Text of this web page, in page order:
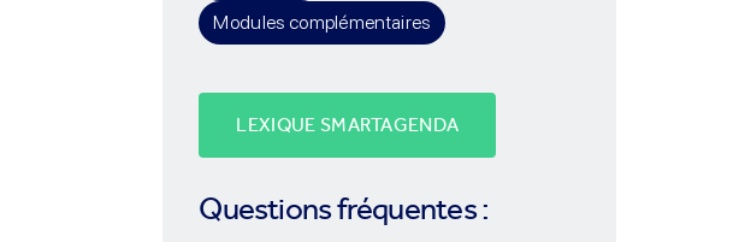
Modules complémentaires
LEXIQUE SMARTAGENDA
Questions fréquentes :